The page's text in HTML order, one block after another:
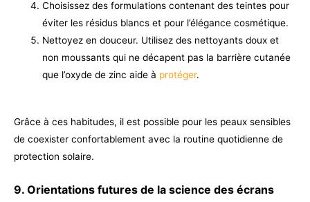
Choisissez des formulations contenant des teintes pour
éviter les résidus blancs et pour l’élégance cosmétique.
Nettoyez en douceur. Utilisez des nettoyants doux et
non moussants qui ne décapent pas la barrière cutanée
que l’oxyde de zinc aide à protéger.
Grâce à ces habitudes, il est possible pour les peaux sensibles
de coexister confortablement avec la routine quotidienne de
protection solaire.
9. Orientations futures de la science des écrans